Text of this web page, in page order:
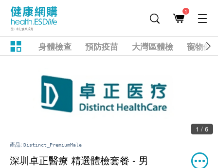
1
身體檢查 預防疫苗 大灣區體檢 寵物健
1 / 6
產品: Distinct_PremiumMale
深圳卓正醫療 精選體檢套餐 - 男